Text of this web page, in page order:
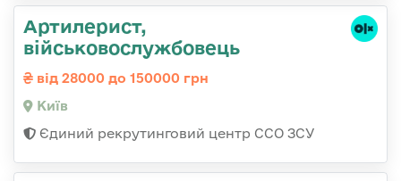
Артилерист,
військовослужбовець
від 28000 до 150000 грн
Київ
Єдиний рекрутинговий центр ССО ЗСУ